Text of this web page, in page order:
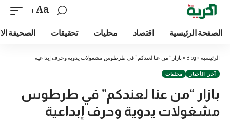
Aa
الصفحة الرئيسية اقتصاد محليات تحقيقات الصحيفة
الرئيسية »
Blog
» بازار “من عنا لعندكم” في طرطوس مشغولات يدوية وحرف إبداعية
آخر الأخبار محليات
بازار “من عنا لعندكم” في طرطوس
مشغولات يدوية وحرف إبداعية